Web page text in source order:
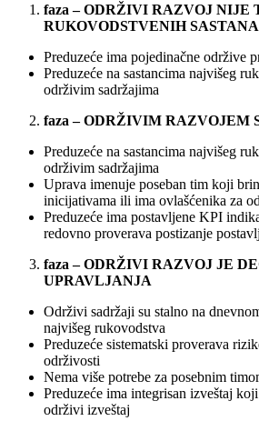
faza – ODRŽIVI RAZVOJ NIJE
RUKOVODSTVENIH
Preduzeće ima pojedinačne održive
Preduzeće na sastancima najvišeg
održivim sadržajima
faza – ODRŽIVIM RAZVOJEM
Preduzeće na sastancima najvišeg
održivim sadržajima
Uprava imenuje poseban tim koji
inicijativama ili ima ovlašćenika za
Preduzeće ima postavljene KPI
redovno proverava postizanje
faza – ODRŽIVI RAZVOJ JE
UPRAVLJANJA
Održivi sadržaji su stalno na
najvišeg rukovodstva
Preduzeće sistematski proverava
održivosti
Nema više potrebe za posebnim
Preduzeće ima integrisan izveštaj
održivi izveštaj